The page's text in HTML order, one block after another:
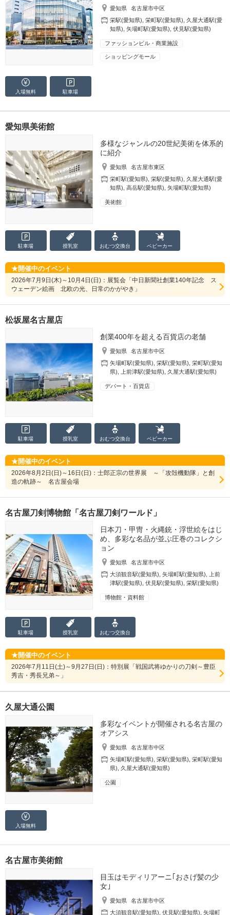
愛知県
名古屋市中区
栄駅(愛知県) ,栄町駅(愛知県) ,久屋大通駅(愛
知県) ,矢場町駅(愛知県) ,伏見駅(愛知県)
ファッションビル・商業施設
ショッピングモール
入場無料 駐車場
愛知県美術館
多様なジャンルの20世紀美術を体系的
に紹介
愛知県
名古屋市東区
栄町駅(愛知県) ,栄駅(愛知県) ,久屋大通駅(愛
知県) ,高岳駅(愛知県) ,矢場町駅(愛知県)
美術館
駐車場 授乳室 おむつ交換台 ベビーカー
開催中のイベント
2026年7月9日(木)～10月4日(日)：展覧会「中日新聞社創業140年記念 ス
ウェーデン絵画 北欧の光、日常のかがやき」
松坂屋名古屋店
創業400年を超える百貨店の老舗
愛知県
名古屋市中区
矢場町駅(愛知県) ,栄駅(愛知県) ,栄町駅(愛知
県)
上前津駅(愛知県) ,久屋大通駅(愛知県)
デパート・百貨店
駐車場 授乳室 おむつ交換台 ベビーカー
開催中のイベント
2026年8月2日(日)～16日(日)：士郎正宗の世界展 ～「攻殻機動隊」と創
造の軌跡～ 名古屋会場
名古屋刀剣博物館「名古屋刀剣ワールド」
日本刀・甲冑・火縄銃・浮世絵をはじ
め、多彩な名品が並ぶ圧巻のコレクシ
ョン
愛知県
名古屋市中区
大須観音駅(愛知県) ,矢場町駅(愛知県)
上前
津駅(愛知県) ,伏見駅(愛知県) ,栄駅(愛知県)
博物館・資料館
駐車場 授乳室 おむつ交換台
開催中のイベント
2026年7月11日(土)～9月27日(日)：特別展「戦国武将ゆかりの刀剣～豊臣
秀吉・秀長兄弟～」
久屋大通公園
多彩なイベントが開催される名古屋の
オアシス
愛知県
名古屋市中区
矢場町駅(愛知県) ,栄駅(愛知県) ,栄町駅(愛知
県) ,久屋大通駅(愛知県)
公園
入場無料
名古屋市美術館
目玉はモディリアーニ｢おさげ髪の少
女｣
愛知県
名古屋市中区
大須観音駅(愛知県) ,伏見駅(愛知県) ,矢場町